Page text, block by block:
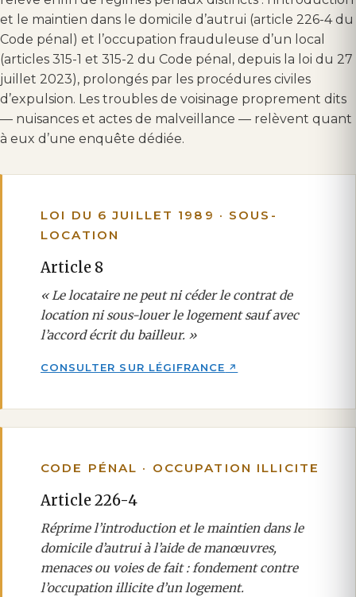
et le maintien dans le domicile d’autrui (article 226-4 du
Code pénal) et l’occupation frauduleuse d’un local
(articles 315-1 et 315-2 du Code pénal, depuis la loi du 27
juillet 2023), prolongés par les procédures civiles
d’expulsion. Les troubles de voisinage proprement dits
— nuisances et actes de malveillance — relèvent quant
à eux d’une enquête dédiée.
LOI DU 6 JUILLET 1989 · SOUS-
LOCATION
Article 8
« Le locataire ne peut ni céder le contrat de
location ni sous-louer le logement sauf avec
l’accord écrit du bailleur. »
CONSULTER SUR LÉGIFRANCE
CODE PÉNAL · OCCUPATION ILLICITE
Article 226-4
Réprime l’introduction et le maintien dans le
domicile d’autrui à l’aide de manœuvres,
menaces ou voies de fait : fondement contre
l’occupation illicite d’un logement.